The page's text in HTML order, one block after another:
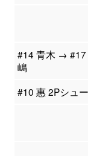
#14 青木 → #17
嶋
#10 惠 2Pシュ